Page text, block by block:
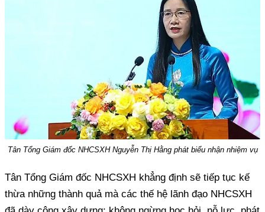
Tân Tổng Giám đốc NHCSXH Nguyễn Thị Hằng phát biểu nhận nhiệm vụ
Tân Tổng Giám đốc NHCSXH khẳng định sẽ tiếp tục kế
thừa những thành quả mà các thế hệ lãnh đạo NHCSXH